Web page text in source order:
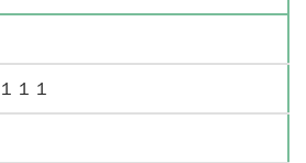
１１